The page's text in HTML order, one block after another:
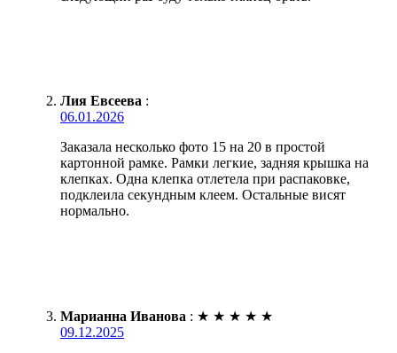
Лия Евсеева :
06.01.2026
Заказала несколько фото 15 на 20 в простой
картонной рамке. Рамки легкие, задняя крышка на
клепках. Одна клепка отлетела при распаковке,
подклеила секундным клеем. Остальные висят
нормально.
Марианна Иванова : ★ ★ ★ ★ ★
09.12.2025